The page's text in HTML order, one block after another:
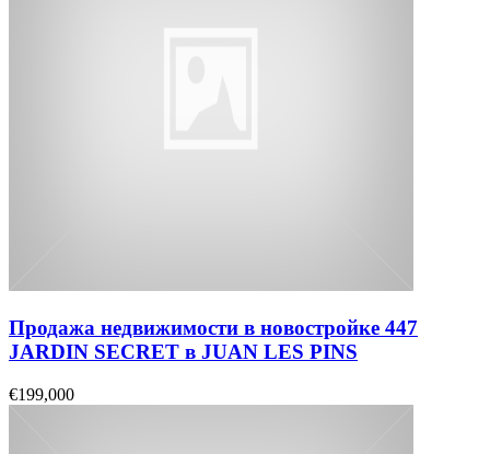
Продажа недвижимости в новостройке 447
JARDIN SECRET в JUAN LES PINS
€199,000